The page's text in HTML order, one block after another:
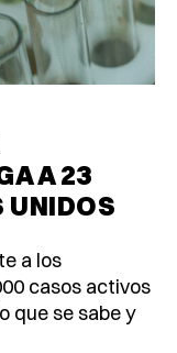
A 23
UNIDOS
a los
casos activos
que se sabe y